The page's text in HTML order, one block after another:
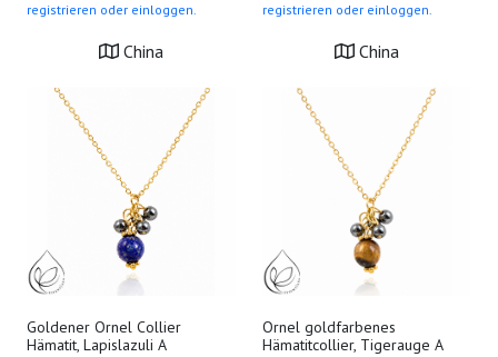
registrieren oder einloggen.
China
registrieren oder einloggen.
China
Goldener Ornel Collier
Hämatit, Lapislazuli A
Ornel goldfarbenes
Hämatitcollier, Tigerauge A